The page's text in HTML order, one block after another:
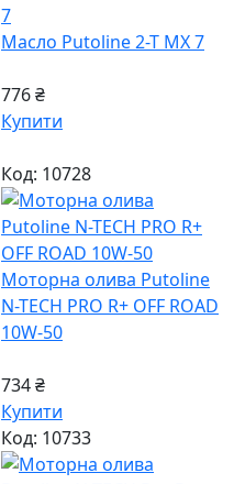
Масло Putoline 2-T MX 7
776 ₴
Купити
Код: 10728
Моторна олива Putoline
N-TECH PRO R+ OFF ROAD
10W-50
734 ₴
Купити
Код: 10733